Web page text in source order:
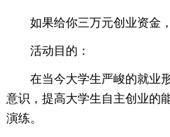
如果给你三万元创业资金
活动目的：
在当今大学生严峻的就业
意识，提高大学生自主创业的
演练。